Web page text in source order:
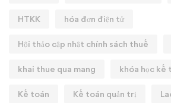
HTKK hóa đơn điện tử
Hội thảo cập nhật chính sách thuế
khai thue qua mang khóa học kế
Kế toán Kế toán quản trị